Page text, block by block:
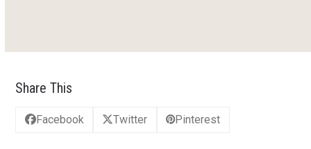
Share This
Facebook Twitter Pinterest